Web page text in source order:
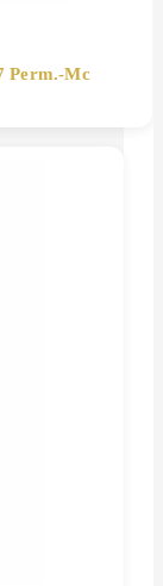
Perm.-Mc